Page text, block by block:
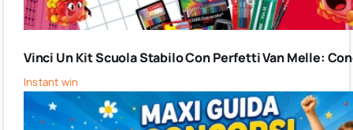
Vinci Un Kit Scuola Stabilo Con Perfetti Van Melle:
Instant win